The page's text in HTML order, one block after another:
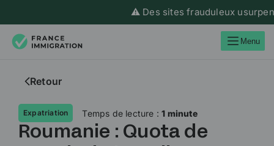
⚠️ Des sites frauduleux usurpent
Menu
Retour
Expatriation Temps de lecture :1 minute
Roumanie : Quota de